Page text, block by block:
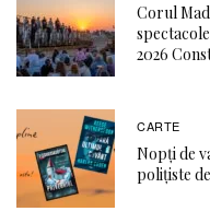
Corul
2026
CARTE
Nopți de
polițiste